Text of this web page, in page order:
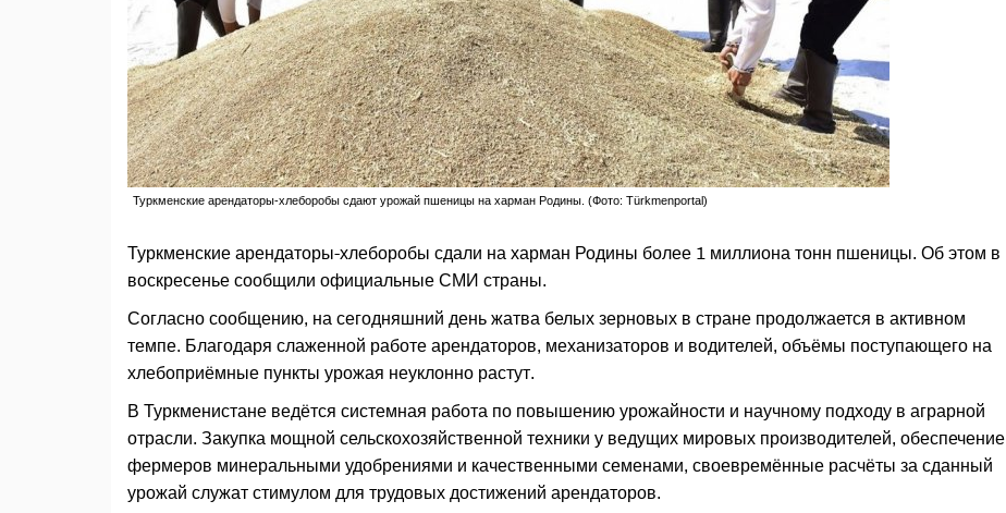
Туркменские арендаторы-хлеборобы сдают урожай пшеницы на харман Родины. (Фото: Türkmenportal)
Туркменские арендаторы-хлеборобы сдали на харман Родины более 1 миллиона тонн пшеницы. Об этом в
воскресенье сообщили официальные СМИ страны.
Согласно сообщению, на сегодняшний день жатва белых зерновых в стране продолжается в активном
темпе. Благодаря слаженной работе арендаторов, механизаторов и водителей, объёмы поступающего на
хлебоприёмные пункты урожая неуклонно растут.
В Туркменистане ведётся системная работа по повышению урожайности и научному подходу в аграрной
отрасли. Закупка мощной сельскохозяйственной техники у ведущих мировых производителей, обеспечение
фермеров минеральными удобрениями и качественными семенами, своевремённые расчёты за сданный
урожай служат стимулом для трудовых достижений арендаторов.